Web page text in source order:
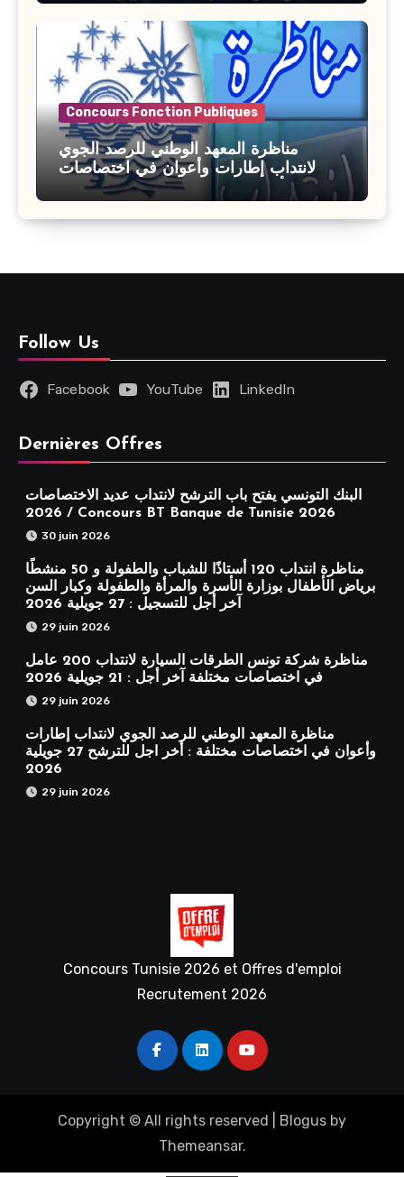
Concours Fonction Publiques
مناظرة المعهد الوطني للرصد الجوي
لانتداب إطارات وأعوان في اختصاصات
مختلفة : أخر اجل للترشح 27 جويلية 2026
Follow Us
Facebook YouTube LinkedIn
Dernières Offres
البنك التونسي يفتح باب الترشح لانتداب عديد الاختصاصات
2026 / Concours BT Banque de Tunisie 2026
30 juin 2026
مناظرة انتداب 120 أستاذًا للشباب والطفولة و 50 منشطًا
برياض الأطفال بوزارة الأسرة والمرأة والطفولة وكبار السن
آخر أجل للتسجيل : 27 جويلية 2026
29 juin 2026
مناظرة شركة تونس الطرقات السيارة لانتداب 200 عامل
في اختصاصات مختلفة آخر أجل : 21 جويلية 2026
29 juin 2026
مناظرة المعهد الوطني للرصد الجوي لانتداب إطارات
وأعوان في اختصاصات مختلفة : أخر اجل للترشح 27 جويلية
2026
29 juin 2026
Concours Tunisie 2026 et Offres d'emploi
Recrutement 2026
Copyright © All rights reserved Blogus by
Themeansar.